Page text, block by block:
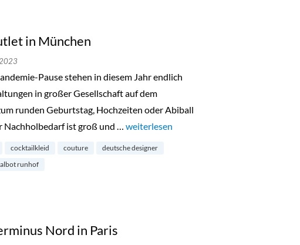
in München
Pause stehen in diesem Jahr endlich
in großer Gesellschaft auf dem
runden Geburtstag, Hochzeiten oder Abiball
Nachholbedarf ist groß und … „Talbot Runhof Outlet in München“
weiterlesen
cocktailkleid couture
deutsche designer
runhof
Nord in Paris